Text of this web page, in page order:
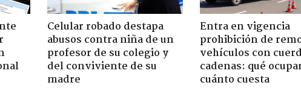
Celular robado destapa
abusos contra niña de un
profesor de su colegio y
del conviviente de su
madre
Entra en vigencia
prohibición de
vehículos con
cadenas: qué
cuánto cuesta